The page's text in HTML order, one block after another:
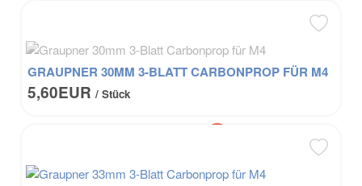
GRAUPNER 30MM 3-BLATT CARBONPROP FÜR M4
5,60EUR/ Stück